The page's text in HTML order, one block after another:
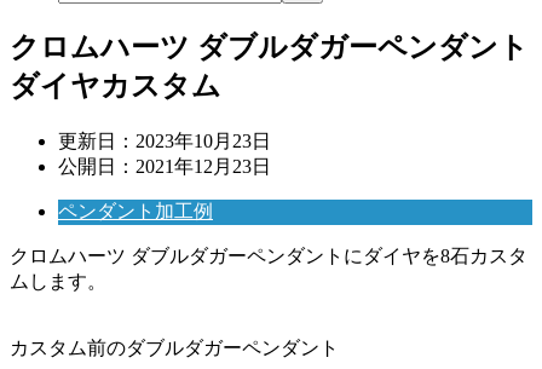
クロムハーツ ダブルダガーペンダント
ダイヤカスタム
更新日： 2023年10月23日
公開日： 2021年12月23日
ペンダント加工例
クロムハーツ ダブルダガーペンダントにダイヤを8石カスタ
ムします。
カスタム前のダブルダガーペンダント